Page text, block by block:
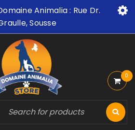
Animalia : Rue Dr.
Sousse
0